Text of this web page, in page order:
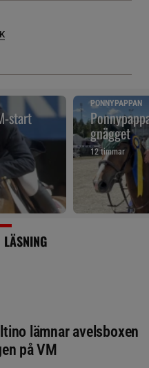
start
PONNYPAPPAN
gnägget
12 timmar
LÄSNING
lämnar avelsboxen
på VM